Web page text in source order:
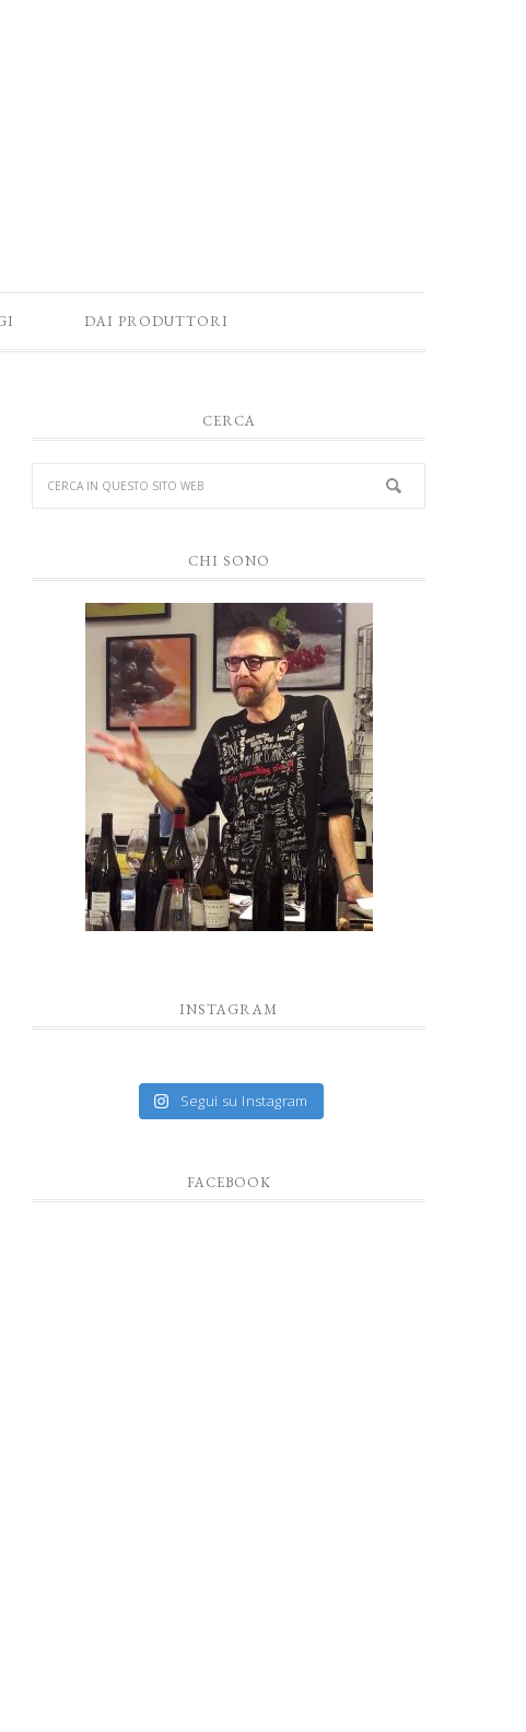
DAI PRODUTTORI
CERCA
CHI SONO
INSTAGRAM
Segui su Instagram
FACEBOOK